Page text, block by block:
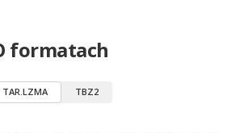
formatach
TAR.LZMA TBZ2